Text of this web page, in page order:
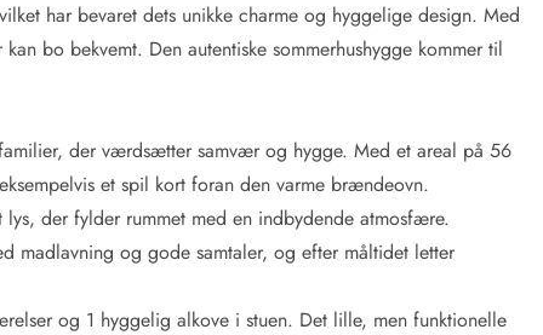
har bevaret dets unikke charme og hyggelige design. Med
bo bekvemt. Den autentiske sommerhushygge kommer til
der værdsætter samvær og hygge. Med et areal på 56
et spil kort foran den varme brændeovn.
der fylder rummet med en indbydende atmosfære.
madlavning og gode samtaler, og efter måltidet letter
og 1 hyggelig alkove i stuen. Det lille, men funktionelle